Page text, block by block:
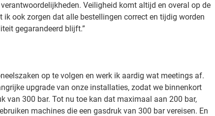
Veiligheid komt altijd en overal op de
ook zorgen dat alle bestellingen correct en tijdig worden
gegarandeerd blijft.”
op te volgen en werk ik aardig wat meetings af.
upgrade van onze installaties, zodat we binnenkort
van 300 bar. Tot nu toe kan dat maximaal aan 200 bar,
machines die een gasdruk van 300 bar vereisen. En